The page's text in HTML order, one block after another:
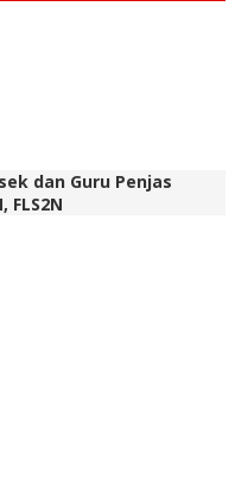
dan Guru Penjas
FLS2N